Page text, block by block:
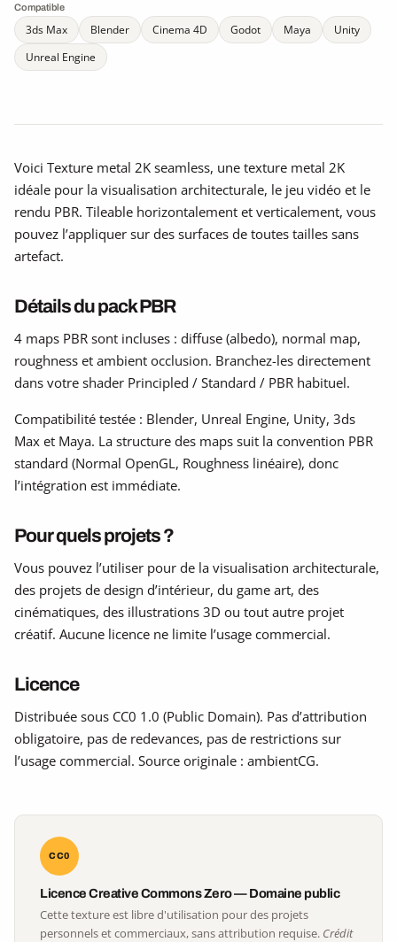
Compatible
3ds Max Blender Cinema 4D Godot Maya
Unity
Unreal Engine
Voici Texture metal 2K seamless, une texture metal 2K
idéale pour la visualisation architecturale, le jeu vidéo et le
rendu PBR. Tileable horizontalement et verticalement, vous
pouvez l’appliquer sur des surfaces de toutes tailles sans
artefact.
Détails du pack PBR
4 maps PBR sont incluses : diffuse (albedo), normal map,
roughness et ambient occlusion. Branchez-les directement
dans votre shader Principled / Standard / PBR habituel.
Compatibilité testée : Blender, Unreal Engine, Unity, 3ds
Max et Maya. La structure des maps suit la convention PBR
standard (Normal OpenGL, Roughness linéaire), donc
l’intégration est immédiate.
Pour quels projets ?
Vous pouvez l’utiliser pour de la visualisation architecturale,
des projets de design d’intérieur, du game art, des
cinématiques, des illustrations 3D ou tout autre projet
créatif. Aucune licence ne limite l’usage commercial.
Licence
Distribuée sous CC0 1.0 (Public Domain). Pas d’attribution
obligatoire, pas de redevances, pas de restrictions sur
l’usage commercial. Source originale : ambientCG.
CC0
Licence Creative Commons Zero — Domaine public
Cette texture est libre d'utilisation pour des projets
personnels et commerciaux, sans attribution requise. Crédit